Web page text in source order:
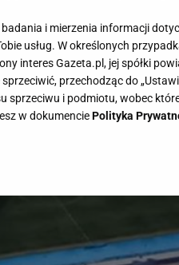
i mierzenia informacji
usług. W określonych
interes Gazeta.pl, jej spółki
przechodząc do
sprzeciwu i podmiotu, wobec
w dokumenciePolityka
plików cookie
Możesz w każdej chwili
twoimi preferencjami dot.
do „Ustawień